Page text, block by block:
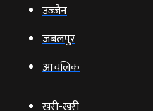
उज्‍जैन
जबलपुर
आचंलिक
खरी-खरी